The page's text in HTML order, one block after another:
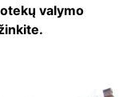
valymo